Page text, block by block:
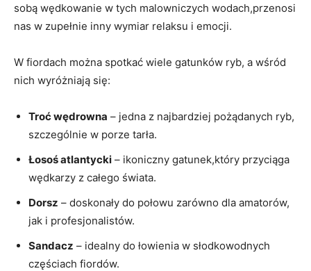
sobą wędkowanie w tych malowniczych wodach,przenosi
nas w zupełnie inny wymiar relaksu i emocji.
W fiordach można spotkać wiele gatunków ryb, a wśród
nich wyróżniają się:
Troć wędrowna – jedna z najbardziej pożądanych ryb,
szczególnie w porze tarła.
Łosoś atlantycki – ikoniczny gatunek,który przyciąga
wędkarzy z całego świata.
Dorsz – doskonały do połowu zarówno dla amatorów,
jak i profesjonalistów.
Sandacz – idealny do łowienia w słodkowodnych
częściach fiordów.